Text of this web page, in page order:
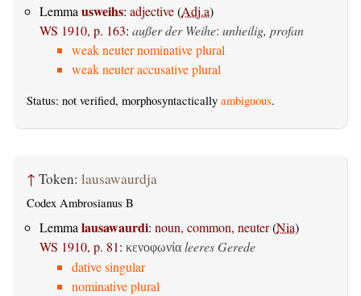
Lemma usweihs: adjective(Adj.a)
WS 1910, p. 163: außer der Weihe: unheilig, profan
weak neuter nominative plural
weak neuter accusative plural
Status: not verified, morphosyntactically ambiguous.
↑ Token: lausawaurdja
Codex Ambrosianus B
Lemma lausawaurdi: noun, common, neuter(Nia)
WS 1910, p. 81: κενοφωνία leeres Gerede
dative singular
nominative plural